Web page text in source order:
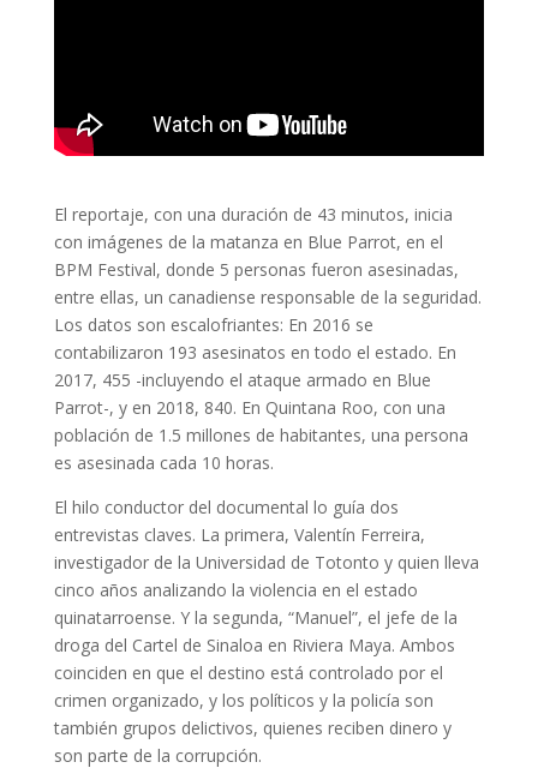
El reportaje, con una duración de 43 minutos, inicia
con imágenes de la matanza en Blue Parrot, en el
BPM Festival, donde 5 personas fueron asesinadas,
entre ellas, un canadiense responsable de la seguridad.
Los datos son escalofriantes: En 2016 se
contabilizaron 193 asesinatos en todo el estado. En
2017, 455 -incluyendo el ataque armado en Blue
Parrot-, y en 2018, 840. En Quintana Roo, con una
población de 1.5 millones de habitantes, una persona
es asesinada cada 10 horas.
El hilo conductor del documental lo guía dos
entrevistas claves. La primera, Valentín Ferreira,
investigador de la Universidad de Totonto y quien lleva
cinco años analizando la violencia en el estado
quinatarroense. Y la segunda, “Manuel”, el jefe de la
droga del Cartel de Sinaloa en Riviera Maya. Ambos
coinciden en que el destino está controlado por el
crimen organizado, y los políticos y la policía son
también grupos delictivos, quienes reciben dinero y
son parte de la corrupción.